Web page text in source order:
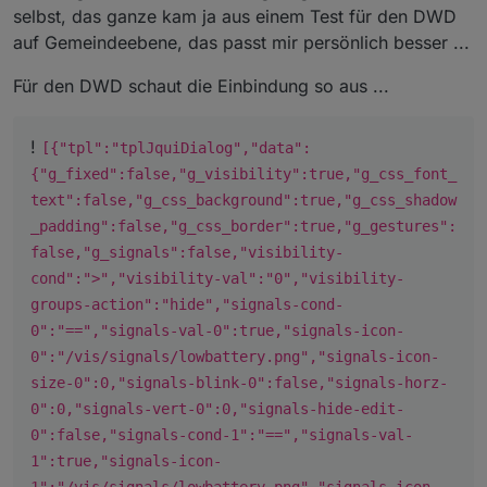
selbst, das ganze kam ja aus einem Test für den DWD
auf Gemeindeebene, das passt mir persönlich besser ...
Für den DWD schaut die Einbindung so aus ...
!
[{"tpl":"tplJquiDialog","data":
{"g_fixed":false,"g_visibility":true,"g_css_font_
text":false,"g_css_background":true,"g_css_shadow
_padding":false,"g_css_border":true,"g_gestures":
false,"g_signals":false,"visibility-
cond":">","visibility-val":"0","visibility-
groups-action":"hide","signals-cond-
0":"==","signals-val-0":true,"signals-icon-
0":"/vis/signals/lowbattery.png","signals-icon-
size-0":0,"signals-blink-0":false,"signals-horz-
0":0,"signals-vert-0":0,"signals-hide-edit-
0":false,"signals-cond-1":"==","signals-val-
1":true,"signals-icon-